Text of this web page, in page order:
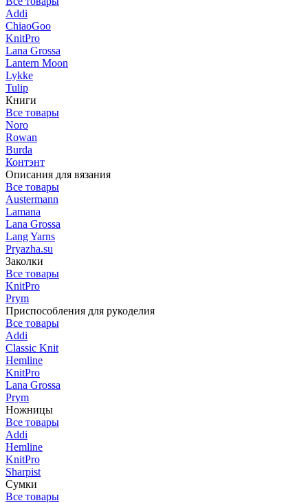
Addi
ChiaoGoo
KnitPro
Lana Grossa
Lantern Moon
Lykke
Tulip
Книги
Все товары
Noro
Rowan
Burda
Контэнт
Описания для вязания
Все товары
Austermann
Lamana
Lana Grossa
Lang Yarns
Pryazha.su
Заколки
Все товары
KnitPro
Prym
Приспособления для рукоделия
Все товары
Addi
Classic Knit
Hemline
KnitPro
Lana Grossa
Prym
Ножницы
Все товары
Addi
Hemline
KnitPro
Sharpist
Сумки
Все товары